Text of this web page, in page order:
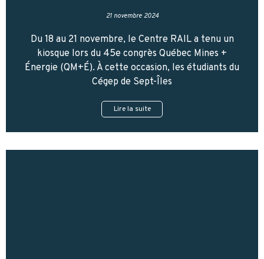
21 novembre 2024
Du 18 au 21 novembre, le Centre RAIL a tenu un
kiosque lors du 45e congrès Québec Mines +
Énergie (QM+É). À cette occasion, les étudiants du
Cégep de Sept-Îles
Lire la suite